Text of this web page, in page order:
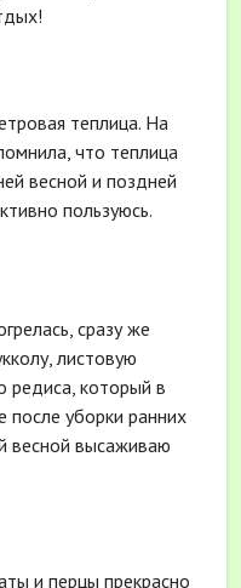
теплица. На
что теплица
весной и поздней
пользуюсь.
сразу же
листовую
редиса, который в
после уборки ранних
весной высаживаю
и перцы прекрасно